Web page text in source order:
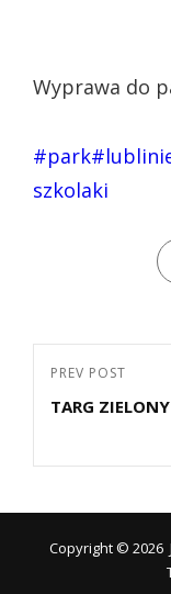
Wyprawa do
#park
szkolaki
Nawigacja
wpisu
Previous
Post
PREV POST
TARG ZIELONY
Copyright © 2026